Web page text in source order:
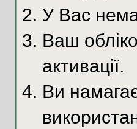
У Вас
Ваш
активації.
Ви